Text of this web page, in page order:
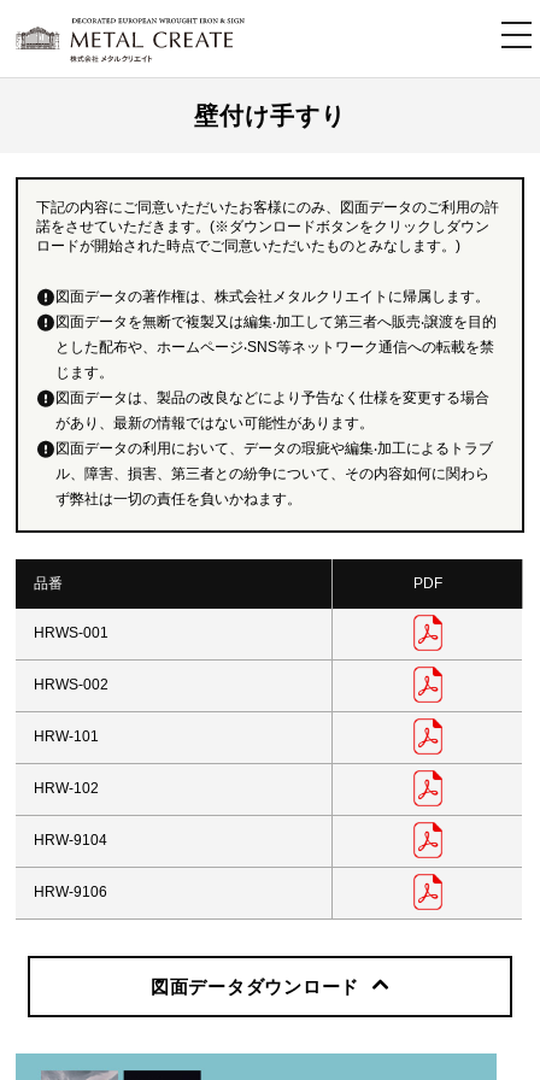
壁付け手すり
下記の内容にご同意いただいたお客様にのみ、図面データのご利用の許
諾をさせていただきます。(※ダウンロードボタンをクリックしダウン
ロードが開始された時点でご同意いただいたものとみなします。)
図面データの著作権は、株式会社メタルクリエイトに帰属します。
図面データを無断で複製又は編集‧加工して第三者へ販売‧譲渡を目的
とした配布や、ホームページ‧SNS等ネットワーク通信への転載を禁
じます。
図面データは、製品の改良などにより予告なく仕様を変更する場合
があり、最新の情報ではない可能性があります。
図面データの利用において、データの瑕疵や編集‧加工によるトラブ
ル、障害、損害、第三者との紛争について、その内容如何に関わら
ず弊社は一切の責任を負いかねます。
品番 PDF
HRWS-001
HRWS-002
HRW-101
HRW-102
HRW-9104
HRW-9106
図面データダウンロード